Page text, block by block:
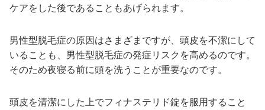
ケアをした後であることもあげられます。
男性型脱毛症の原因はさまざまですが、頭皮を不潔にして
いることも、男性型脱毛症の発症リスクを高めるのです。
そのため夜寝る前に頭を洗うことが重要なのです。
頭皮を清潔にした上でフィナステリド錠を服用すること